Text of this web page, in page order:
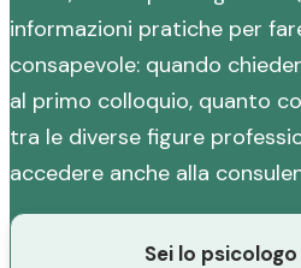
informazioni pratiche per
consapevole: quando
al primo colloquio, quanto
tra le diverse figure
accedere anche alla
Sei lo